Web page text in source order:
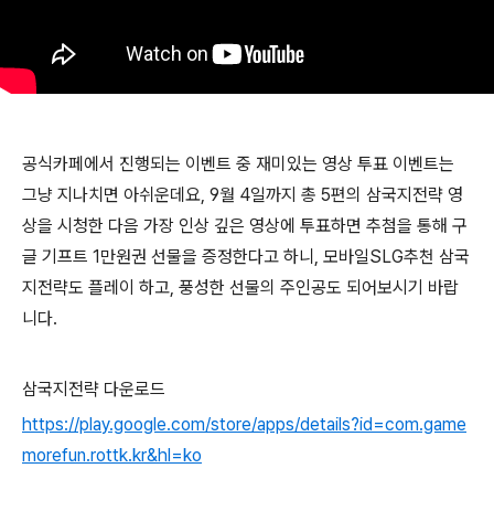
공식카페에서 진행되는 이벤트 중 재미있는 영상 투표 이벤트는
그냥 지나치면 아쉬운데요, 9월 4일까지 총 5편의 삼국지전략 영
상을 시청한 다음 가장 인상 깊은 영상에 투표하면 추첨을 통해 구
글 기프트 1만원권 선물을 증정한다고 하니, 모바일SLG추천 삼국
지전략도 플레이 하고, 풍성한 선물의 주인공도 되어보시기 바랍
니다.
삼국지전략 다운로드
https://play.google.com/store/apps/details?id=com.game
morefun.rottk.kr&hl=ko